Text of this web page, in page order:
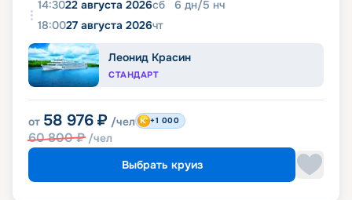
14:3022 августа 2026сб 6 дн/5 нч
18:0027 августа 2026чт
Леонид Красин
СТАНДАРТ
от 58 976 ₽ /чел
60 800₽ /чел
+1 000
Выбрать круиз